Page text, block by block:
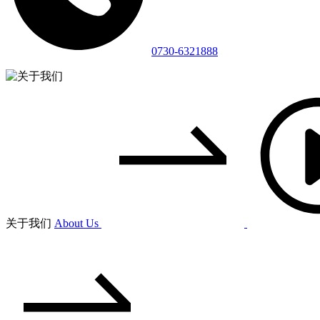
0730-6321888
关于我们 About Us